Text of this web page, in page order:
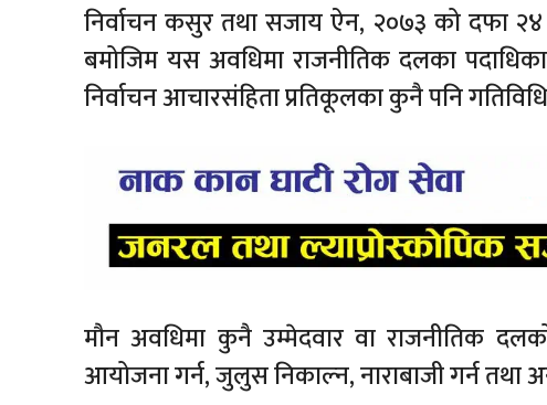
निर्वाचन कसुर तथा सजाय ऐन, २०७३ को दफा
बमोजिम यस अवधिमा राजनीतिक दलका
निर्वाचन आचारसंहिता प्रतिकूलका कुनै पनि
मौन अवधिमा कुनै उम्मेदवार वा राजनीतिक
आयोजना गर्न, जुलुस निकाल्न, नाराबाजी गर्न तथा